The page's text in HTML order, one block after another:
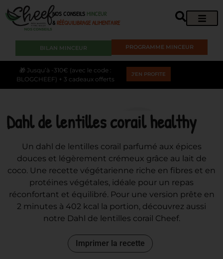
NOS CONSEILS MINCEUR
&RÉÉQUILIBRAGE ALIMENTAIRE
PROGRAMME MINCEUR
BILAN MINCEUR
🎁 Jusqu’à -310€ (avec le code :
BLOGCHEEF) + 3 cadeaux offerts
J'EN PROFITE
Dahl de lentilles corail healthy
Un dahl de lentilles corail parfumé aux épices
douces et légèrement crémeux grâce au lait de
coco. Une recette végétarienne riche en fibres et en
protéines végétales, idéale pour un repas
réconfortant et équilibré. Pour une version prête en
2 minutes à 402 kcal la portion, découvrez aussi
notre Dahl de lentilles corail Cheef.
Imprimer la recette